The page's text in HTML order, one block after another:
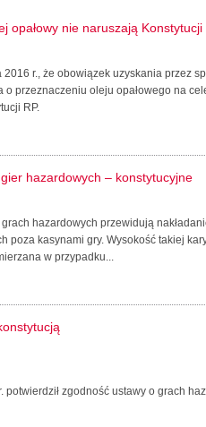
opałowy nie naruszają Konstytucji
2016 r., że obowiązek uzyskania przez
przeznaczeniu oleju opałowego na
RP.
hazardowych – konstytucyjne
hazardowych przewidują
poza kasynami gry. Wysokość takiej
w przypadku...
potwierdził zgodność ustawy o grach